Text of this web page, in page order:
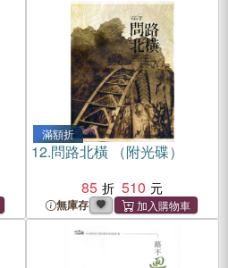
滿額折
12.問路北橫 （附光碟）
85
510
無庫存